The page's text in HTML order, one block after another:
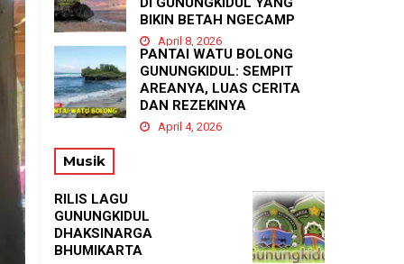
BIKIN BETAH NGECAMP
April 8, 2026
PANTAI WATU BOLONG
GUNUNGKIDUL: SEMPIT
AREANYA, LUAS CERITA
DAN REZEKINYA
April 4, 2026
Musik
RILIS LAGU
GUNUNGKIDUL
DHAKSINARGA
BHUMIKARTA